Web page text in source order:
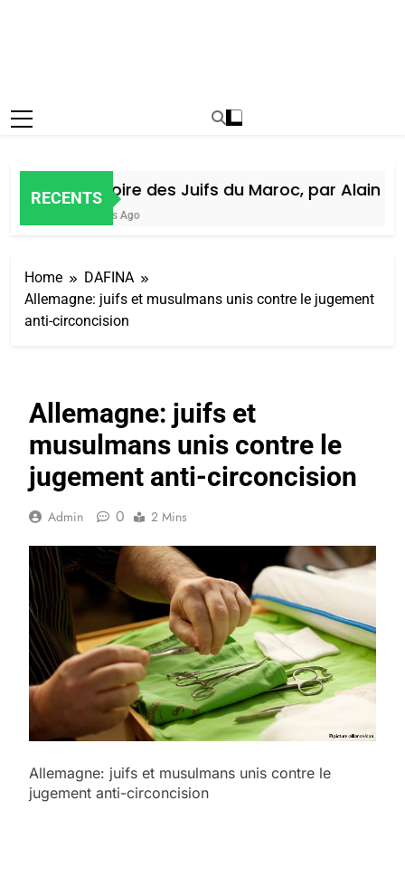
RECENTSHistoire des Juifs du Maroc, par Alain
6 Jours Ago
Home
DAFINA
Allemagne: juifs et musulmans unis contre le jugement
anti-circoncision
Allemagne: juifs et
musulmans unis contre le
jugement anti-circoncision
Admin 0 2 Mins
Allemagne: juifs et musulmans unis contre le
jugement anti-circoncision